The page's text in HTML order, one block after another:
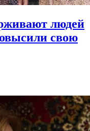
людей
свою